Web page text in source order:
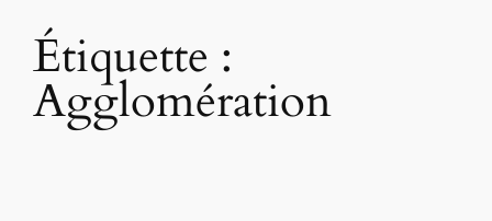
Étiquette :
Agglomération